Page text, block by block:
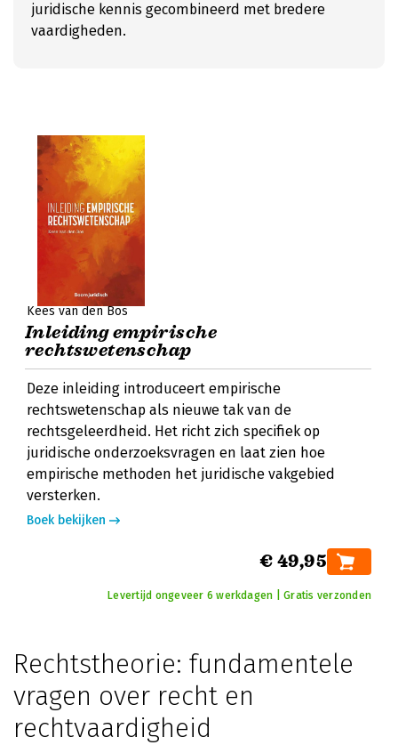
juridische kennis gecombineerd met bredere
vaardigheden.
Kees van den Bos
Inleiding empirische
rechtswetenschap
Deze inleiding introduceert empirische
rechtswetenschap als nieuwe tak van de
rechtsgeleerdheid. Het richt zich specifiek op
juridische onderzoeksvragen en laat zien hoe
empirische methoden het juridische vakgebied
versterken.
Boek bekijken
€ 49,95
Levertijd ongeveer 6 werkdagen | Gratis verzonden
Rechtstheorie: fundamentele
vragen over recht en
rechtvaardigheid